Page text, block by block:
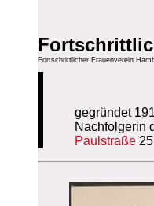
Fortschrittlicher Frauenverein
gegründet
Nachfolgerin
Paulstraße